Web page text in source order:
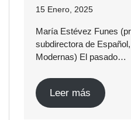
15 Enero, 2025
María Estévez Funes
subdirectora de
Modernas) El pasado…
Leer más